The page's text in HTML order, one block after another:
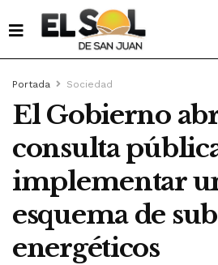
Portada Sociedad
El Gobierno
consulta
implementar
esquema de
energéticos